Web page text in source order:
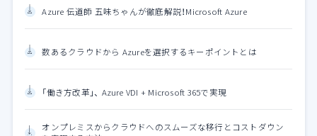
Azure 伝道師 五味ちゃんが徹底解説！Microsoft Azure
数あるクラウドから Azureを選択するキーポイントとは
「働き方改革」、 Azure VDI + Microsoft 365で実現
オンプレミスからクラウドへのスムーズな移行とコストダウン